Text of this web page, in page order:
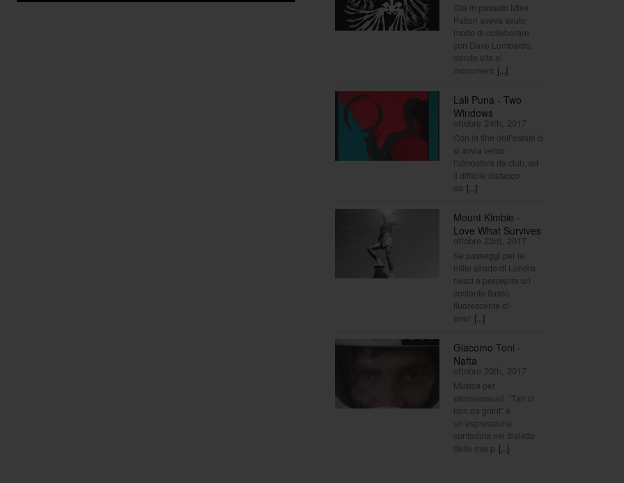
Già in passato Mike
Patton aveva avuto
modo di collaborare
con Dave Lombardo,
dando vita ai
monument [...]
Lali Puna - Two
Windows
ottobre 24th, 2017
Con la fine dell’estate ci
si avvia verso
l'atmosfera da club, ed
il difficile distacco
da [...]
Mount Kimbie -
Love What Survives
ottobre 23rd, 2017
Se passeggi per le
mille strade di Londra
riesci a percepire un
costante flusso
fluorescente di
ener [...]
Giacomo Toni -
Nafta
ottobre 20th, 2017
Musica per
eterosessuali. “Tan ci
bon da gnint” è
un’espressione
contadina nel dialetto
delle mie p [...]